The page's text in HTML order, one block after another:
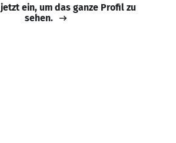
ein, um das ganze Profil zu
sehen.